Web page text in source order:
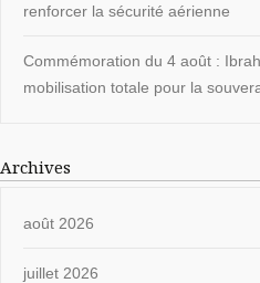
renforcer la sécurité aérienne
Commémoration du 4 août :
mobilisation totale pour la
Archives
août 2026
juillet 2026